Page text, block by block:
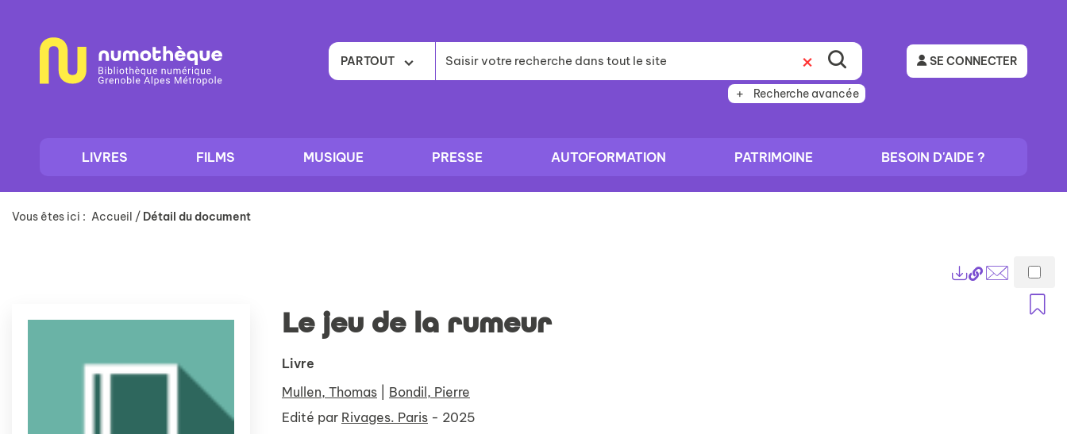
contenu
PARTOUT
Recherche avancée
SE CONNECTER
LIVRES FILMS MUSIQUE PRESSE AUTOFORMATION PATRIMOINE BESOIN D'AIDE ?
Vous êtes ici : Accueil / Détail du document
Lien
permanent
(Nouvelle
Envoyer
Le jeu de la rumeur
Livre
Mullen, Thomas
Bondil, Pierre
Edité par Rivages. Paris - 2025